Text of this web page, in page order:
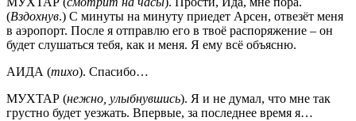
(Вздохнув.) С минуты на минуту приедет Арсен, отвезёт меня
в аэропорт. После я отправлю его в твоё распоряжение – он
будет слушаться тебя, как и меня. Я ему всё объясню.
АИДА (тихо). Спасибо…
МУХТАР (нежно, улыбнувшись). Я и не думал, что мне так
грустно будет уезжать. Впервые, за последнее время я…